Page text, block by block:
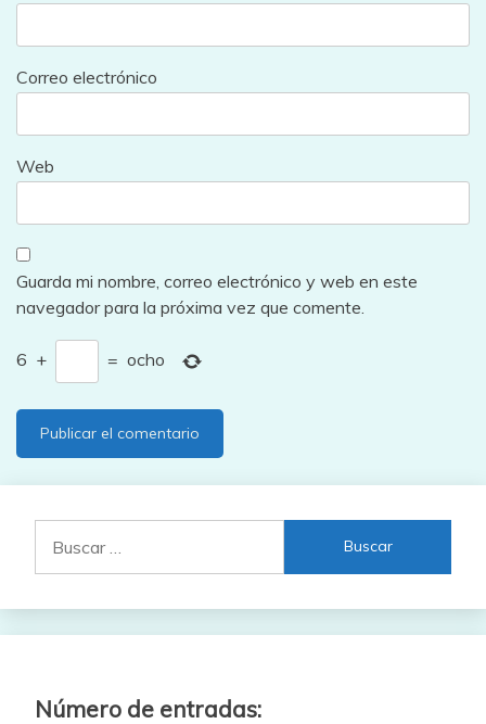
Correo electrónico
Web
Guarda mi nombre, correo electrónico y web en este
navegador para la próxima vez que comente.
6 + = ocho
Número de entradas: